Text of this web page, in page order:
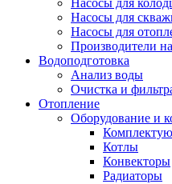
Насосы для
Насосы для
Насосы для
Производители
Водоподготовка
Анализ воды
Очистка и
Отопление
Оборудование и
Котлы
Конвекторы
Радиаторы